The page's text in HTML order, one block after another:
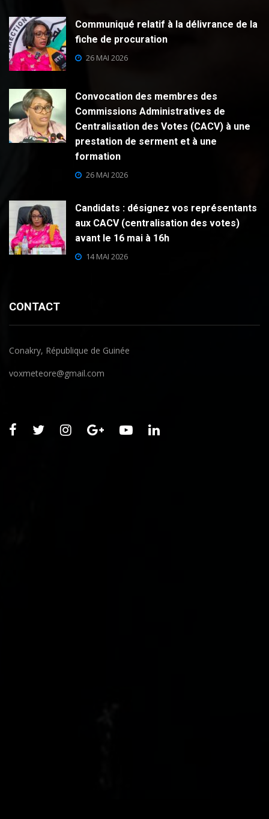
Communiqué relatif à la délivrance de la
fiche de procuration
26 MAI 2026
Convocation des membres des
Commissions Administratives de
Centralisation des Votes (CACV) à une
prestation de serment et à une
formation
26 MAI 2026
Candidats : désignez vos représentants
aux CACV (centralisation des votes)
avant le 16 mai à 16h
14 MAI 2026
CONTACT
Conakry, République de Guinée
voxmeteore@gmail.com